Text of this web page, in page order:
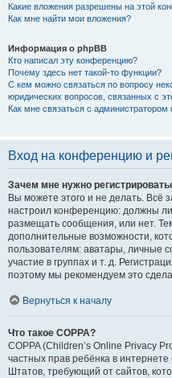
Какие вложения разрешены на этой
Как мне найти мои вложения?
Информация о phpBB
Кто написал эту конференцию?
Почему здесь нет такой-то функции?
С кем можно связаться по вопросу
юридических вопросов, связанных с
Как мне связаться с администратором
Вход на конференцию и
Зачем мне нужно
Вы можете этого и не делать. Всё
настроил конференцию: должны
размещать сообщения, или нет.
дополнительные возможности,
пользователям: аватары, личные
участие в группах и т. д.
поэтому мы рекомендуем это
Вернуться к началу
Что такое COPPA?
COPPA (Children’s Online Privacy
частных прав ребёнка в
Штатов, требующий от сайтов,